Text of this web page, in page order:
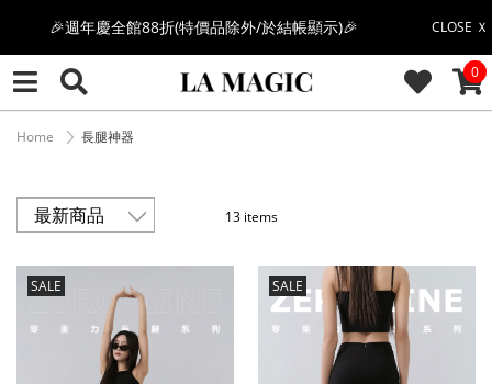
CLOSE Ｘ
🎉週年慶全館88折(特價品除外/於結帳顯示)🎉
感恩回饋價🎁零修圖系列$399起>
全館滿$3000即贈「夏日條紋草編包」👜
萊卡棉系列💫 2件$1100 | 4件$2000 | 6件$2700
🔥點擊立即➕官方LINE領取$100🔥
0
Home 長腿神器
13 items
SALE SALE